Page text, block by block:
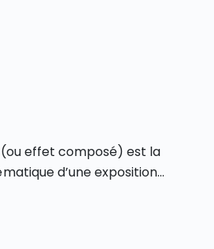
effet composé) est la
d’une exposition